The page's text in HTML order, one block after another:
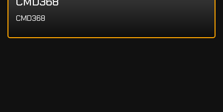
CMD368